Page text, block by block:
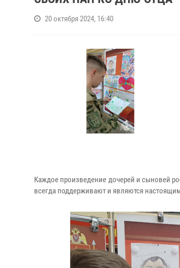
20 октября 2024, 16:40
Каждое произведение дочерей и сыновей
всегда поддерживают и являются